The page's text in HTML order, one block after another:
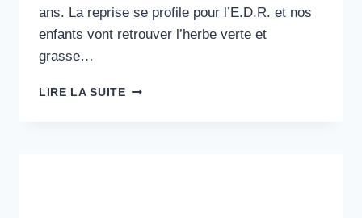
ans. La reprise se profile pour l’E.D.R. et nos
enfants vont retrouver l’herbe verte et
grasse…
LIRE LA SUITEREPRISE